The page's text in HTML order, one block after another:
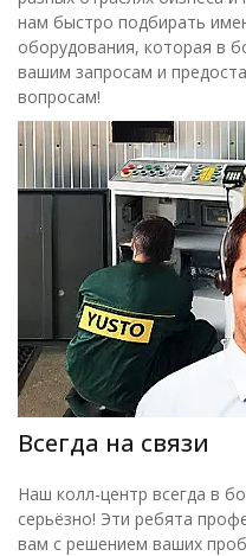
нам быстро подбирать
оборудования, которая в
вашим запросам и
вопросам!
Всегда на связи
Наш колл-центр всегда в
серьёзно! Эти ребята
вам с решением ваших